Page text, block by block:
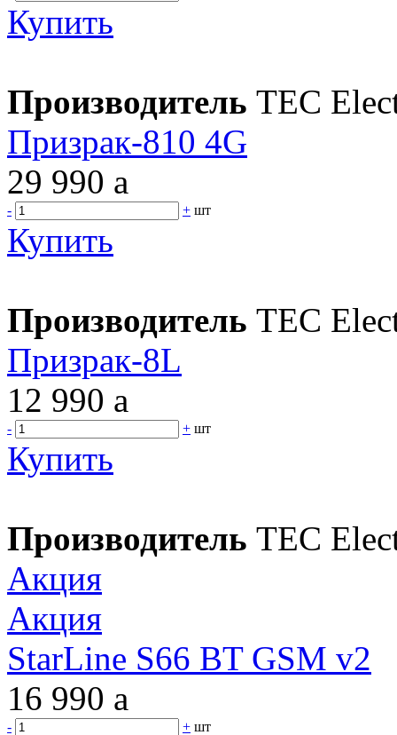
Купить
Производитель TEC
Призрак-810 4G
29 990 a
- + шт
Купить
Производитель TEC
Призрак-8L
12 990 a
- + шт
Купить
Производитель TEC
Акция
Акция
StarLine S66 BT GSM v2
16 990 a
- + шт